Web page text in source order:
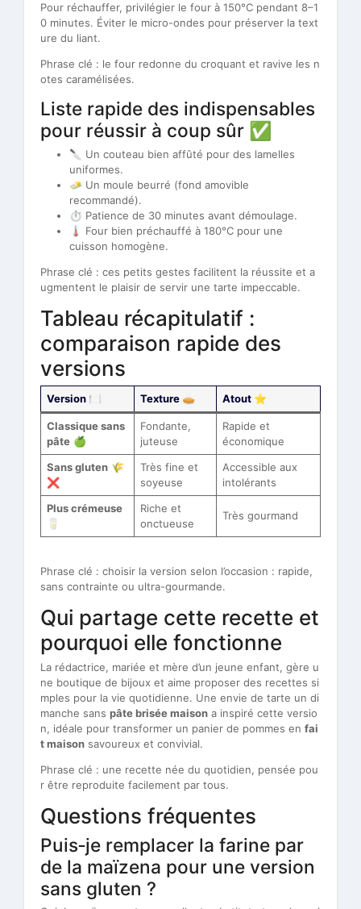
Pour réchauffer, privilégier le four à 150°C pendant 8–1
0 minutes. Éviter le micro-ondes pour préserver la text
ure du liant.
Phrase clé : le four redonne du croquant et ravive les n
otes caramélisées.
Liste rapide des indispensables
pour réussir à coup sûr ✅
🔪 Un couteau bien affûté pour des lamelles
uniformes.
🧈 Un moule beurré (fond amovible
recommandé).
⏱️ Patience de 30 minutes avant démoulage.
🌡️ Four bien préchauffé à 180°C pour une
cuisson homogène.
Phrase clé : ces petits gestes facilitent la réussite et a
ugmentent le plaisir de servir une tarte impeccable.
Tableau récapitulatif :
comparaison rapide des
versions
Version 🍽️ Texture 🥧 Atout ⭐
Classique sans
pâte🍏
Fondante,
juteuse
Rapide et
économique
Sans gluten🌾
❌
Très fine et
soyeuse
Accessible aux
intolérants
Plus crémeuse
🥛
Riche et
onctueuse
Très gourmand
Phrase clé : choisir la version selon l’occasion : rapide,
sans contrainte ou ultra-gourmande.
Qui partage cette recette et
pourquoi elle fonctionne
La rédactrice, mariée et mère d’un jeune enfant, gère u
ne boutique de bijoux et aime proposer des recettes si
mples pour la vie quotidienne. Une envie de tarte un di
manche sans pâte brisée maison a inspiré cette versio
n, idéale pour transformer un panier de pommes en fai
t maison savoureux et convivial.
Phrase clé : une recette née du quotidien, pensée pou
r être reproduite facilement par tous.
Questions fréquentes
Puis‑je remplacer la farine par
de la maïzena pour une version
sans gluten ?